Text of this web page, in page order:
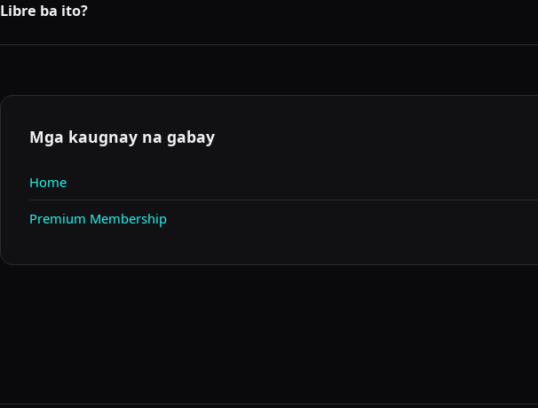
Libre ba ito?
Mga kaugnay na gabay
Home
Premium Membership